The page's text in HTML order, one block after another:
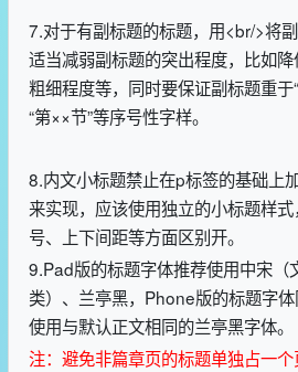
7.对于有副标题的标题，用<br/>将
适当减弱副标题的突出程度，比如
粗细程度等，同时要保证副标题重于“
“第××节”等序号性字样。
8.内文小标题禁止在p标签的基础上
来实现，应该使用独立的小标题样
号、上下间距等方面区别开。
9.Pad版的标题字体推荐使用中宋（
类）、兰亭黑，Phone版的标题字
使用与默认正文相同的兰亭黑字体。
注：避免非篇章页的标题单独占一